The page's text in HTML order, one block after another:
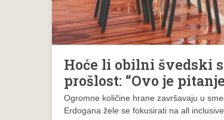
Hoće li obilni švedski
prošlost: “Ovo je
Ogromne količine hrane završavaju u
Erdogana žele se fokusirati na all